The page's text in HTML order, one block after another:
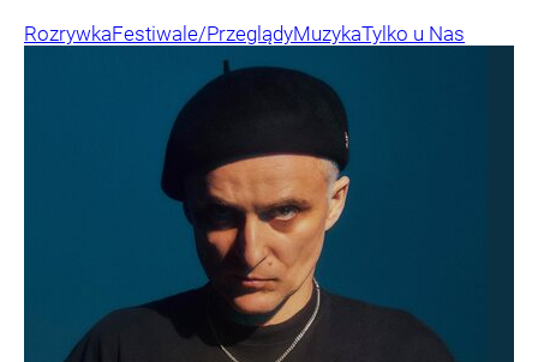
RozrywkaFestiwale/PrzeglądyMuzykaTylko u Nas